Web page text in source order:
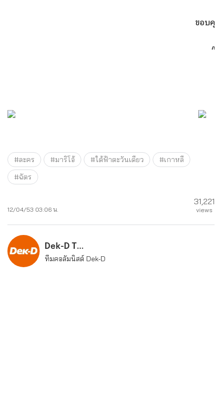
ขอบคุ
ภา
#ละคร #มาริโอ้ #ใต้ฟ้าตะวันเดียว
#เกาหลี
#ฉัตร
12/04/53 03:06 น.
31,221
views
Dek-D Team
ทีมคอลัมนิสต์ Dek-D